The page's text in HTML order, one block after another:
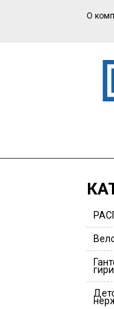
О
гири